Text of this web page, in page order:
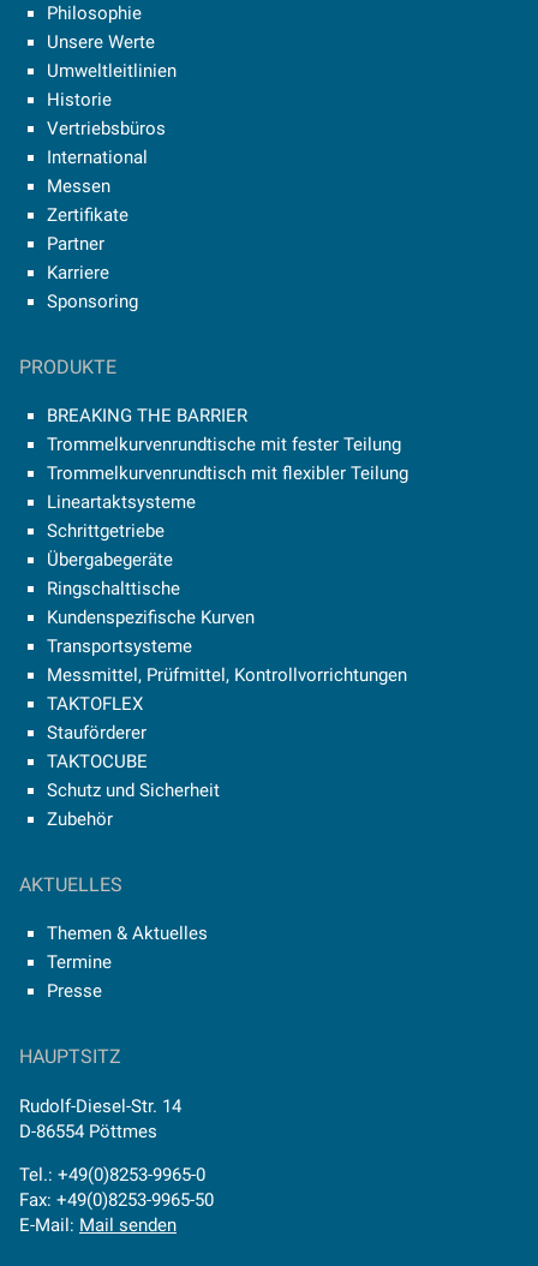
Philosophie
Unsere Werte
Umweltleitlinien
Historie
Vertriebsbüros
International
Messen
Zertifikate
Partner
Karriere
Sponsoring
PRODUKTE
BREAKING THE BARRIER
Trommelkurvenrundtische mit fester Teilung
Trommelkurvenrundtisch mit flexibler Teilung
Lineartaktsysteme
Schrittgetriebe
Übergabegeräte
Ringschalttische
Kundenspezifische Kurven
Transportsysteme
Messmittel, Prüfmittel, Kontrollvorrichtungen
TAKTOFLEX
Stauförderer
TAKTOCUBE
Schutz und Sicherheit
Zubehör
AKTUELLES
Themen & Aktuelles
Termine
Presse
HAUPTSITZ
Rudolf-Diesel-Str. 14
D-86554 Pöttmes
Tel.: +49(0)8253-9965-0
Fax: +49(0)8253-9965-50
E-Mail: Mail senden